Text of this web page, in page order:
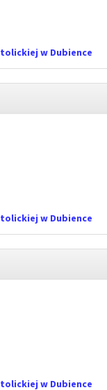
w Dubience
w Dubience
w Dubience